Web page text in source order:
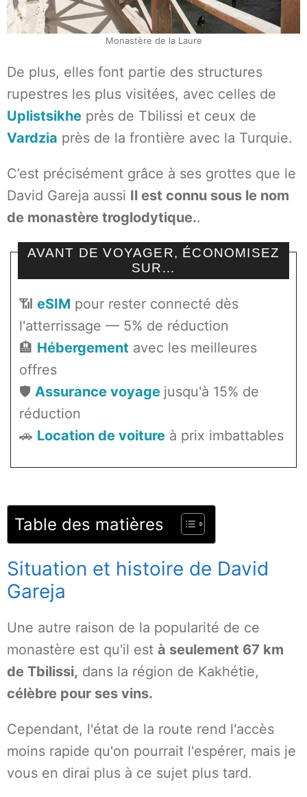
Monastère de la Laure
De plus, elles font partie des structures
rupestres les plus visitées, avec celles de
Uplistsikhe près de Tbilissi et ceux de
Vardzia près de la frontière avec la Turquie.
C’est précisément grâce à ses grottes que le
David Gareja aussi Il est connu sous le nom
de monastère troglodytique..
AVANT DE VOYAGER, ÉCONOMISEZ
SUR…
📶 eSIM pour rester connecté dès
l'atterrissage — 5% de réduction
🏨 Hébergement avec les meilleures
offres
🛡️ Assurance voyage jusqu'à 15% de
réduction
🚗 Location de voiture à prix imbattables
Table des matières
Situation et histoire de David
Gareja
Une autre raison de la popularité de ce
monastère est qu'il est à seulement 67 km
de Tbilissi, dans la région de Kakhétie,
célèbre pour ses vins.
Cependant, l'état de la route rend l'accès
moins rapide qu'on pourrait l'espérer, mais je
vous en dirai plus à ce sujet plus tard.